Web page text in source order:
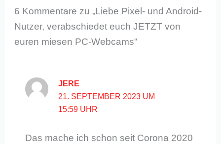
6 Kommentare zu „Liebe Pixel- und Android-
Nutzer, verabschiedet euch JETZT von
euren miesen PC-Webcams“
JERE
21. SEPTEMBER 2023 UM
15:59 UHR
Das mache ich schon seit Corona 2020